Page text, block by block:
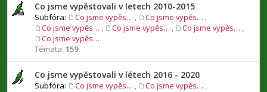
Co jsme vypěstovali v letech 2010-2015
Subfóra: Co jsme vypěstovali v roce 2010 , Co jsme vypěstovali v roce 2011 ,
Co jsme vypěstovali v roce 2012 , Co jsme vypěstovali v roce 2013 , Co jsme vypěstovali v roce 2014 ,
Co jsme vypěstovali v roce 2015
Témata: 159
Co jsme vypěstovali v létech 2016 - 2020
Subfóra: Co jsme vypěstovali v roce 2016 , Co jsme vypěstovali v roce 2017 ,